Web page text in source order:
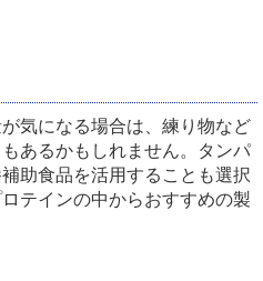
気になる場合は、練り物など
あるかもしれません。タンパ
助食品を活用することも選択
テインの中からおすすめの製